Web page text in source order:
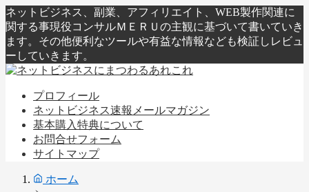
ネットビジネス、副業、アフィリエイト、WEB製作関連に
関する事現役コンサルＭＥＲＵの主観に基づいて書いていき
ます。その他便利なツールや有益な情報なども検証しレビュ
ーしていきます。
プロフィール
ネットビジネス速報メールマガジン
基本購入特典について
お問合せフォーム
サイトマップ
ホーム